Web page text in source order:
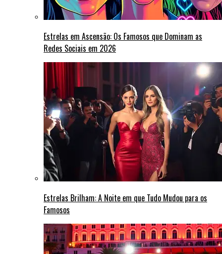
Estrelas em Ascensão: Os Famosos que Dominam as
Redes Sociais em 2026
Estrelas Brilham: A Noite em que Tudo Mudou para os
Famosos